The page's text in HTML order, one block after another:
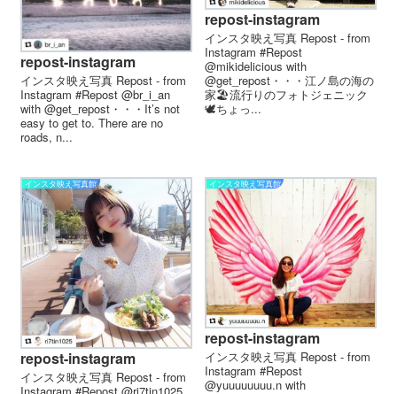
repost-instagram
インスタ映え写真 Repost - from
Instagram #Repost @br_i_an
with @get_repost・・・It’s not
easy to get to. There are no
roads, n...
repost-instagram
インスタ映え写真 Repost - from
Instagram #Repost
@mikidelicious with
@get_repost・・・江ノ島の海の
家🏖流行りのフォトジェニック
🕊ちょっ...
インスタ映え写真館
repost-instagram
インスタ映え写真 Repost - from
インスタ映え写真館
repost-instagram
インスタ映え写真 Repost - from
Instagram #Repost
@yuuuuuuuu.n with